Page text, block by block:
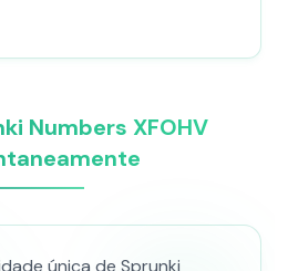
Numbers XFOHV
única de Sprunki